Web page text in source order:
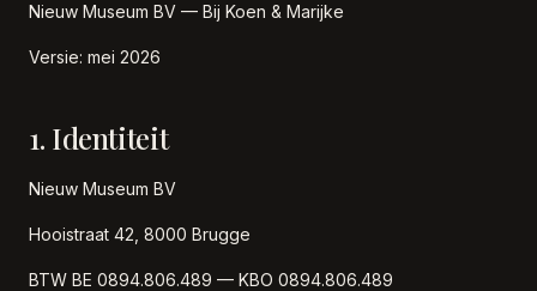
Nieuw Museum BV — Bij Koen & Marijke
Versie: mei 2026
1. Identiteit
Nieuw Museum BV
Hooistraat 42, 8000 Brugge
BTW BE 0894.806.489 — KBO 0894.806.489